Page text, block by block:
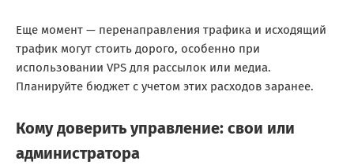
Еще момент — перенаправления трафика и исходящий
трафик могут стоить дорого, особенно при
использовании VPS для рассылок или медиа.
Планируйте бюджет с учетом этих расходов заранее.
Кому доверить управление: свои или
администратора